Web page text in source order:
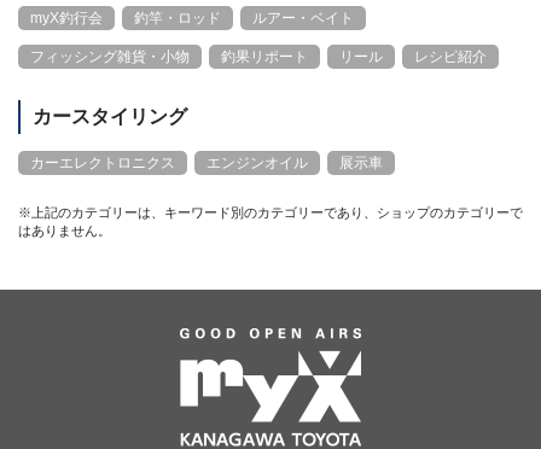
myX釣行会 釣竿・ロッド ルアー・ベイト
フィッシング雑貨・小物 釣果リポート リール レシピ紹介
カースタイリング
カーエレクトロニクス エンジンオイル 展示車
※上記のカテゴリーは、キーワード別のカテゴリーであり、ショップのカテゴリーで
はありません。